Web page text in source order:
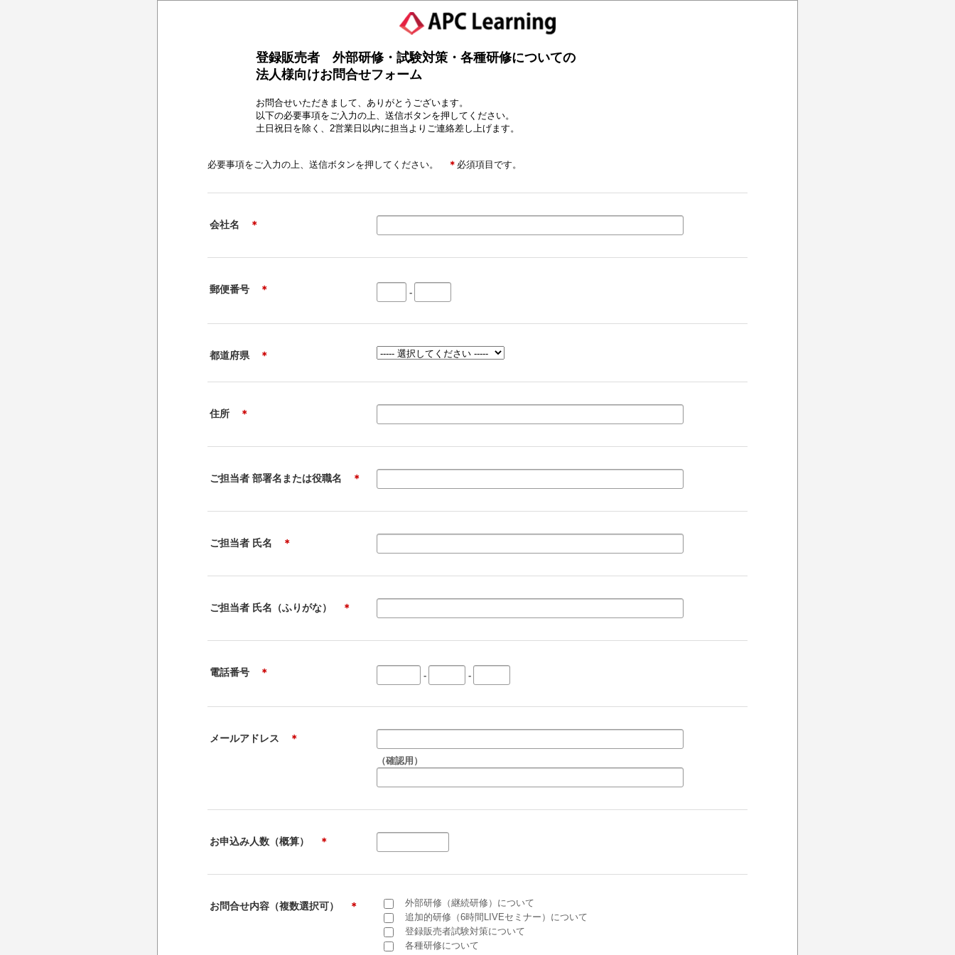
登録販売者 外部研修・試験対策・各種研修についての
法人様向けお問合せフォーム
お問合せいただきまして、ありがとうございます。
以下の必要事項をご入力の上、送信ボタンを押してください。
土日祝日を除く、2営業日以内に担当よりご連絡差し上げます。
必要事項をご入力の上、送信ボタンを押してください。 ＊ 必須項目です。
会社名 ＊
郵便番号 ＊ -
都道府県 ＊
住所 ＊
ご担当者 部署名または役職名 ＊
ご担当者 氏名 ＊
ご担当者 氏名（ふりがな） ＊
電話番号 ＊ - -
メールアドレス ＊
（確認用）
お申込み人数（概算） ＊
お問合せ内容（複数選択可） ＊
外部研修（継続研修）について
追加的研修（6時間LIVEセミナー）について
登録販売者試験対策について
各種研修について